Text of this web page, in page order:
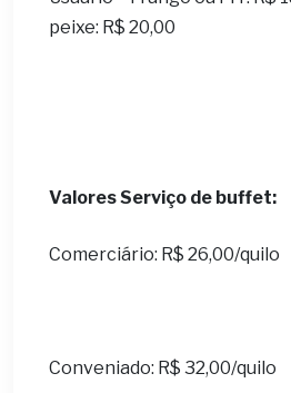
peixe: R$ 20,00
Valores Serviço de buffet:
Comerciário: R$ 26,00/quilo
Conveniado: R$ 32,00/quilo